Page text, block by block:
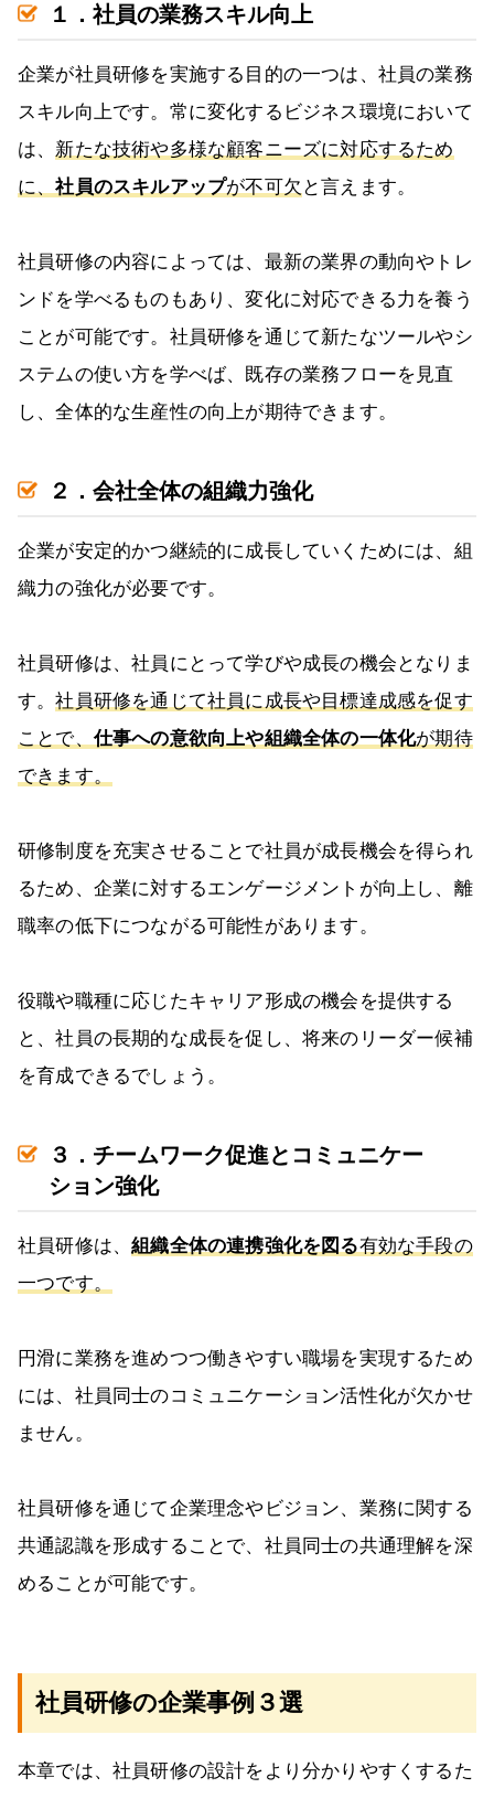
１．社員の業務スキル向上
企業が社員研修を実施する目的の一つは、社員の業務
スキル向上です。常に変化するビジネス環境において
は、 新たな技術や多様な顧客ニーズに対応するため
に、社員のスキルアップが不可欠 と言えます。
社員研修の内容によっては、最新の業界の動向やトレ
ンドを学べるものもあり、変化に対応できる力を養う
ことが可能です。社員研修を通じて新たなツールやシ
ステムの使い方を学べば、既存の業務フローを見直
し、全体的な生産性の向上が期待できます。
２．会社全体の組織力強化
企業が安定的かつ継続的に成長していくためには、組
織力の強化が必要です。
社員研修は、社員にとって学びや成長の機会となりま
す。社員研修を通じて社員に成長や目標達成感を促す
ことで、仕事への意欲向上や組織全体の一体化が期待
できます。
研修制度を充実させることで社員が成長機会を得られ
るため、企業に対するエンゲージメントが向上し、離
職率の低下につながる可能性があります。
役職や職種に応じたキャリア形成の機会を提供する
と、社員の長期的な成長を促し、将来のリーダー候補
を育成できるでしょう。
３．チームワーク促進とコミュニケー
ション強化
社員研修は、組織全体の連携強化を図る有効な手段の
一つです。
円滑に業務を進めつつ働きやすい職場を実現するため
には、社員同士のコミュニケーション活性化が欠かせ
ません。
社員研修を通じて企業理念やビジョン、業務に関する
共通認識を形成することで、社員同士の共通理解を深
めることが可能です。
社員研修の企業事例３選
本章では、社員研修の設計をより分かりやすくするた